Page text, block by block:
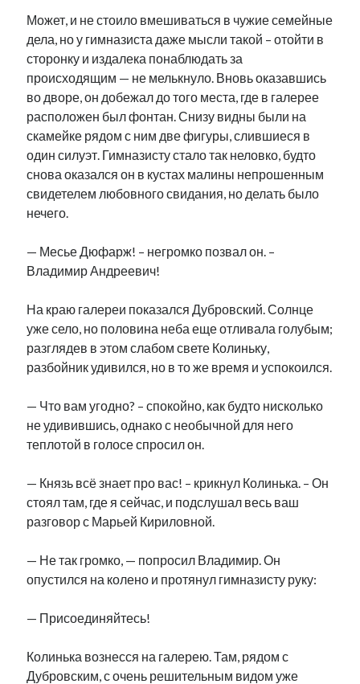
Может, и не стоило вмешиваться в чужие семейные
дела, но у гимназиста даже мысли такой – отойти в
сторонку и издалека понаблюдать за
происходящим — не мелькнуло. Вновь оказавшись
во дворе, он добежал до того места, где в галерее
расположен был фонтан. Снизу видны были на
скамейке рядом с ним две фигуры, слившиеся в
один силуэт. Гимназисту стало так неловко, будто
снова оказался он в кустах малины непрошенным
свидетелем любовного свидания, но делать было
нечего.
— Месье Дюфарж! – негромко позвал он. –
Владимир Андреевич!
На краю галереи показался Дубровский. Солнце
уже село, но половина неба еще отливала голубым;
разглядев в этом слабом свете Колиньку,
разбойник удивился, но в то же время и успокоился.
— Что вам угодно? – спокойно, как будто нисколько
не удивившись, однако с необычной для него
теплотой в голосе спросил он.
— Князь всё знает про вас! – крикнул Колинька. – Он
стоял там, где я сейчас, и подслушал весь ваш
разговор с Марьей Кириловной.
— Не так громко, — попросил Владимир. Он
опустился на колено и протянул гимназисту руку:
— Присоединяйтесь!
Колинька вознесся на галерею. Там, рядом с
Дубровским, с очень решительным видом уже